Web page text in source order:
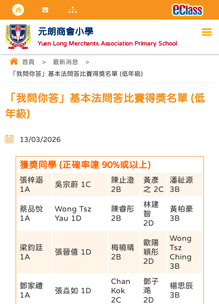
元朗商會小學
Yuen Long Merchants Association Primary School
首頁 > 最新消息
>
「我問你答」基本法問答比賽得獎名單 (低年級)
「我問你答」基本法問答比賽得獎名單 (低
年級)
13/03/2026
獲獎同學 (正確率達 90%或以上)
張梓涵
1A
吳宗蔚 1C
陳止澄
2B
黃彥
之 2C
潘祉源
3B
蔡品悅
1A
Wong Tsz
Yau 1D
陳睿彤
2B
林建
智
2D
黃柏豪
3B
梁鈞廷
1A
張晉僖 1D
梅曉晴
2B
歐陽
穎彤
2D
Wong
Tsz
Ching
3B
鄧家禮
1A
張焱如 1D
Chan
Kok
2C
鄧子
澔
2D
楊思辰
3B